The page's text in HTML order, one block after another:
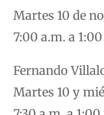
Martes 10 de
7:00 a.m. a 1:00
Fernando
Martes 10 y
7:30 a.m. a 1:00